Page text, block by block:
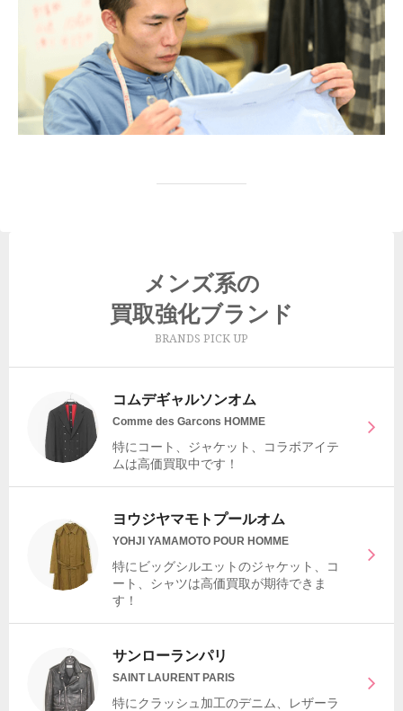
メンズ系の
買取強化ブランド
BRANDS PICK UP
コムデギャルソンオム
Comme des Garcons HOMME
特にコート、ジャケット、コラボアイテ
ムは高価買取中です！
ヨウジヤマモトプールオム
YOHJI YAMAMOTO POUR HOMME
特にビッグシルエットのジャケット、コ
ート、シャツは高価買取が期待できま
す！
サンローランパリ
SAINT LAURENT PARIS
特にクラッシュ加工のデニム、レザーラ